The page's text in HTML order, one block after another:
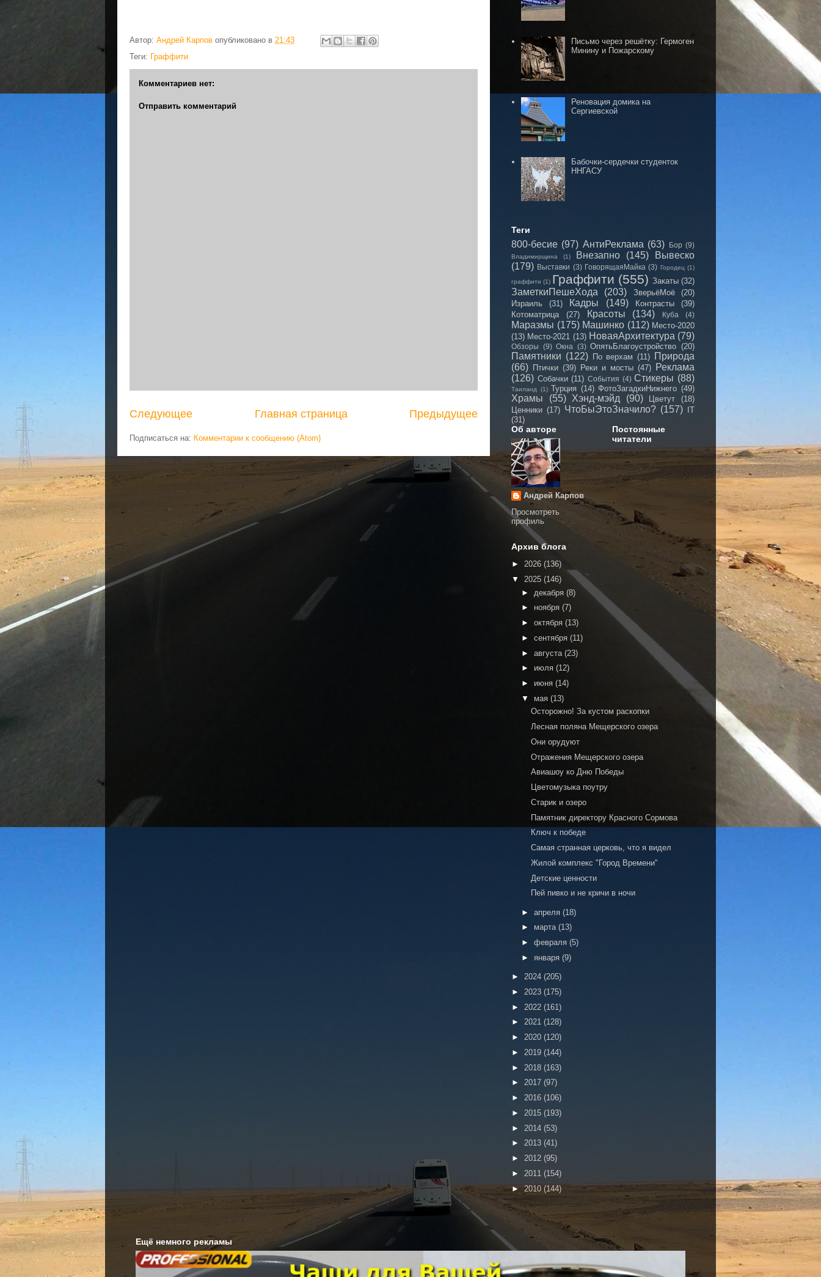
Автор: Андрей Карпов опубликовано в 21:43
Теги: Граффити
Комментариев нет:
Отправить комментарий
Следующее Предыдущее
Главная страница
Подписаться на: Комментарии к сообщению (Atom)
Письмо через решётку: Гермоген
Минину и Пожарскому
Реновация домика на
Сергиевской
Бабочки-сердечки студенток
ННГАСУ
Теги
800-бесие (97) АнтиРеклама (63) Бор (9)
Владимирщина (1) Внезапно (145)
Вывеско
(179) Выставки (3) ГоворящаяМайка (3) Городец (1)
граффити (1) Граффити (555) Закаты (32)
ЗаметкиПешеХода (203) ЗверьёМоё
(20)
Израиль
(31) Кадры (149) Контрасты
(39)
Котоматрица
(27) Красоты (134) Куба (4)
Маразмы (175) Машинко (112) Место-2020
(13) Место-2021 (13) НоваяАрхитектура (79)
Обзоры (9) Окна (3) ОпятьБлагоустройство (20)
Памятники (122) По верхам (11) Природа
(66) Птички (39) Реки и мосты (47) Реклама
(126) Собачки (11) События (4) Стикеры (88)
Таиланд (1) Турция (14) ФотоЗагадкиНижнего (49)
Храмы (55) Хэнд-мэйд (90) Цветут
(18)
Ценники (17) ЧтоБыЭтоЗначило? (157)
IT
(31)
Об авторе
Андрей Карпов
Просмотреть
профиль
Постоянные
читатели
Архив блога
► 2026 (136)
▼ 2025 (146)
► декабря (8)
► ноября (7)
► октября (13)
► сентября (11)
► августа (23)
► июля (12)
► июня (14)
▼ мая (13)
Осторожно! За кустом раскопки
Лесная поляна Мещерского озера
Они орудуют
Отражения Мещерского озера
Авиашоу ко Дню Победы
Цветомузыка поутру
Старик и озеро
Памятник директору Красного Сормова
Ключ к победе
Самая странная церковь, что я видел
Жилой комплекс "Город Времени"
Детские ценности
Пей пивко и не кричи в ночи
► апреля (18)
► марта (13)
► февраля (5)
► января (9)
► 2024 (205)
► 2023 (175)
► 2022 (161)
► 2021 (128)
► 2020 (120)
► 2019 (144)
► 2018 (163)
► 2017 (97)
► 2016 (106)
► 2015 (193)
► 2014 (53)
► 2013 (41)
► 2012 (95)
► 2011 (154)
► 2010 (144)
Ещё немного рекламы